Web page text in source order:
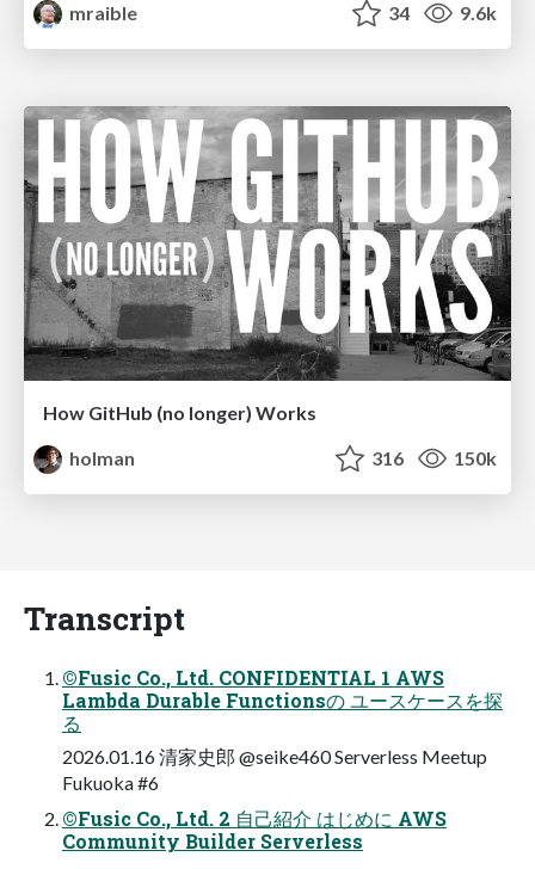
mraible
34 9.6k
How GitHub (no longer) Works
holman
316 150k
Transcript
©Fusic Co., Ltd. CONFIDENTIAL 1 AWS
Lambda Durable Functionsの ユースケースを探
る
2026.01.16 清家史郎 @seike460 Serverless Meetup
Fukuoka #6
©Fusic Co., Ltd. 2 自己紹介 はじめに AWS
Community Builder Serverless